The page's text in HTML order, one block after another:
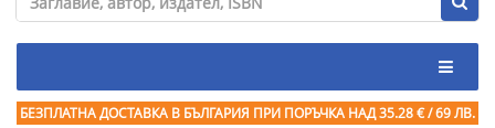
БЕЗПЛАТНА ДОСТАВКА В БЪЛГАРИЯ ПРИ ПОРЪЧКА НАД 35.28 € / 69 ЛВ.